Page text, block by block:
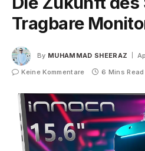
Tragbare
By MUHAMMAD SHEERAZ
Keine Kommentare
6 Mins Read